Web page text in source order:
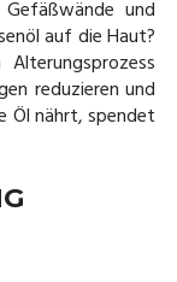
und
auf die Haut?
reduzieren und
Öl nährt, spendet